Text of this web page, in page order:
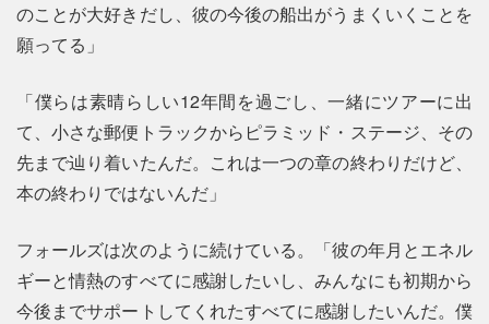
のことが大好きだし、彼の今後の船出がうまくいくことを
願ってる」
「僕らは素晴らしい12年間を過ごし、一緒にツアーに出
て、小さな郵便トラックからピラミッド・ステージ、その
先まで辿り着いたんだ。これは一つの章の終わりだけど、
本の終わりではないんだ」
フォールズは次のように続けている。「彼の年月とエネル
ギーと情熱のすべてに感謝したいし、みんなにも初期から
今後までサポートしてくれたすべてに感謝したいんだ。僕